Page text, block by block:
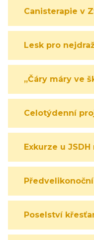
Canisterapie v
Lesk pro
„Čáry máry ve
Celotýdenní
Exkurze u
Poselství